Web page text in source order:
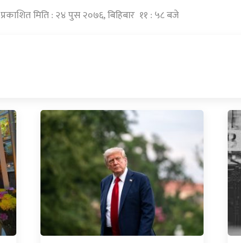
प्रकाशित मिति : २४ पुस २०७६, बिहिबार ११ : ५८ बजे